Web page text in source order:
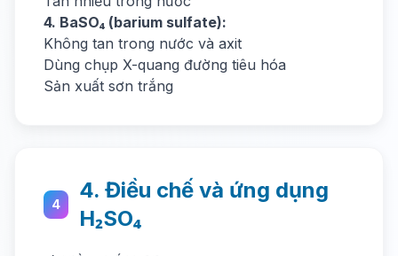
4. BaSO₄ (barium sulfate):
Không tan trong nước và axit
Dùng chụp X-quang đường tiêu hóa
Sản xuất sơn trắng
4
4. Điều chế và ứng dụng
H₂SO₄